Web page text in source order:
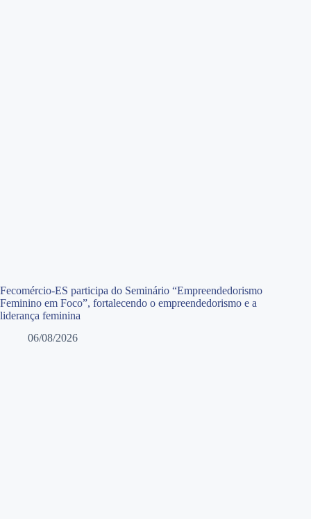
Fecomércio-ES participa do Seminário “Empreendedorismo
Feminino em Foco”, fortalecendo o empreendedorismo e a
liderança feminina
06/08/2026